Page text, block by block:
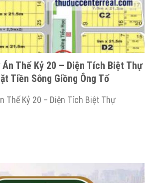
Thế Kỷ 20 – Diện Tích Biệt Thự
Tiền Sông Giồng Ông Tố
Thế Kỷ 20 – Diện Tích Biệt Thự